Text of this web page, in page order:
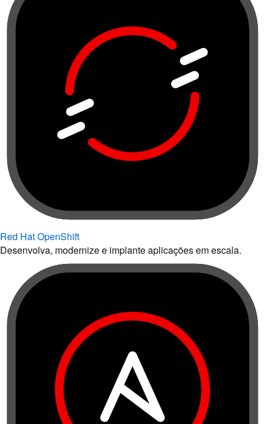
Red Hat OpenShift
Desenvolva, modernize e implante aplicações em escala.